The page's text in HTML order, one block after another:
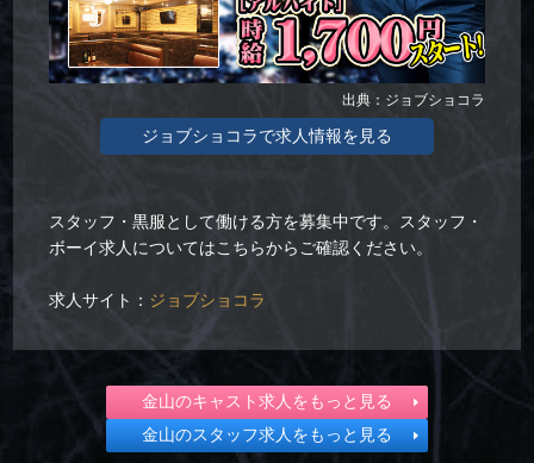
出典：ジョブショコラ
ジョブショコラで求人情報を見る
スタッフ・黒服として働ける方を募集中です。スタッフ・
ボーイ求人についてはこちらからご確認ください。
求人サイト： ジョブショコラ
金山のキャスト求人をもっと見る
金山のスタッフ求人をもっと見る